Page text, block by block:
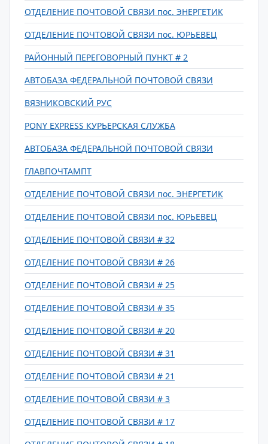
ОТДЕЛЕНИЕ ПОЧТОВОЙ СВЯЗИ пос. ЭНЕРГЕТИК
ОТДЕЛЕНИЕ ПОЧТОВОЙ СВЯЗИ пос. ЮРЬЕВЕЦ
РАЙОННЫЙ ПЕРЕГОВОРНЫЙ ПУНКТ # 2
АВТОБАЗА ФЕДЕРАЛЬНОЙ ПОЧТОВОЙ СВЯЗИ
ВЯЗНИКОВСКИЙ РУС
PONY EXPRESS КУРЬЕРСКАЯ СЛУЖБА
АВТОБАЗА ФЕДЕРАЛЬНОЙ ПОЧТОВОЙ СВЯЗИ
ГЛАВПОЧТАМПТ
ОТДЕЛЕНИЕ ПОЧТОВОЙ СВЯЗИ пос. ЭНЕРГЕТИК
ОТДЕЛЕНИЕ ПОЧТОВОЙ СВЯЗИ пос. ЮРЬЕВЕЦ
ОТДЕЛЕНИЕ ПОЧТОВОЙ СВЯЗИ # 32
ОТДЕЛЕНИЕ ПОЧТОВОЙ СВЯЗИ # 26
ОТДЕЛЕНИЕ ПОЧТОВОЙ СВЯЗИ # 25
ОТДЕЛЕНИЕ ПОЧТОВОЙ СВЯЗИ # 35
ОТДЕЛЕНИЕ ПОЧТОВОЙ СВЯЗИ # 20
ОТДЕЛЕНИЕ ПОЧТОВОЙ СВЯЗИ # 31
ОТДЕЛЕНИЕ ПОЧТОВОЙ СВЯЗИ # 21
ОТДЕЛЕНИЕ ПОЧТОВОЙ СВЯЗИ # 3
ОТДЕЛЕНИЕ ПОЧТОВОЙ СВЯЗИ # 17